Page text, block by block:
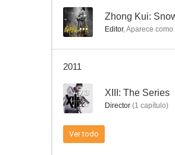
-- Zhong Kui:
Editor,Aparece como
2011
7.3 XIII: The Series
Director (1 capítulo)
Ver todo